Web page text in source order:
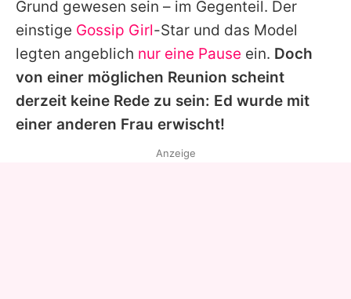
Grund gewesen sein – im Gegenteil. Der
einstige Gossip Girl-Star und das Model
legten angeblich nur eine Pause ein. Doch
von einer möglichen Reunion scheint
derzeit keine Rede zu sein: Ed wurde mit
einer anderen Frau erwischt!
Anzeige